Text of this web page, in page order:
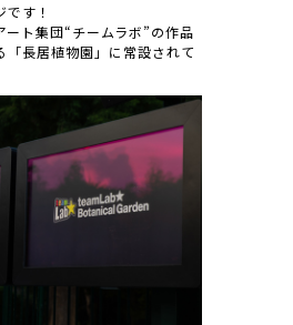
す！
ト集団“チームラボ”の作品
長居植物園」に常設されて